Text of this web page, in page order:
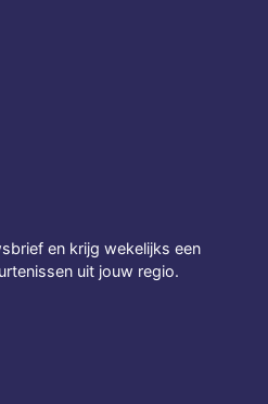
en krijg wekelijks een
uit jouw regio.